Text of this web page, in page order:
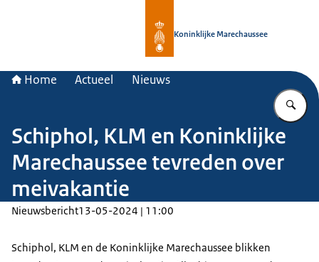
Koninklijke Marechaussee
Home Actueel Nieuws
Schiphol, KLM en Koninklijke
Marechaussee tevreden over
meivakantie
Nieuwsbericht13-05-2024 | 11:00
Schiphol, KLM en de Koninklijke Marechaussee blikken